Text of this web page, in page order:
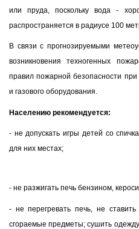
или пруда, поскольку вода -
распространяется в радиусе 100
В связи с прогнозируемыми
возникновения техногенных
правил пожарной безопасности
и газового оборудования.
Населению рекомендуется:
- не допускать игры детей со
для них местах;
- не разжигать печь бензином,
- не перегревать печь, не
сгораемые предметы; сушить